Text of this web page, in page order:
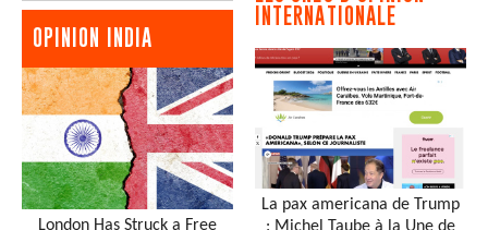
OPINION INDIA
London Has Struck a Free
INTERNATIONALE
La pax americana de Trump